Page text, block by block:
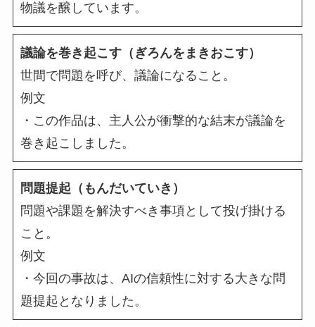
物議を醸しています。
議論を巻き起こす（ぎろんをまきおこす）
世間で問題を呼び、議論になること。
例文
・この作品は、主人公が衝撃的な結末が議論を
巻き起こしました。
問題提起（もんだいていき）
問題や課題を解決すべき事項として投げ掛ける
こと。
例文
・今回の事故は、AIの信頼性に対する大きな問
題提起となりました。